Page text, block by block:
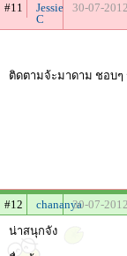
#11
Jessie
C
30-07-
ติดตามจ้ะมาดาม ชอบๆ
#12 chananya30-07-
น่าสนุกจัง